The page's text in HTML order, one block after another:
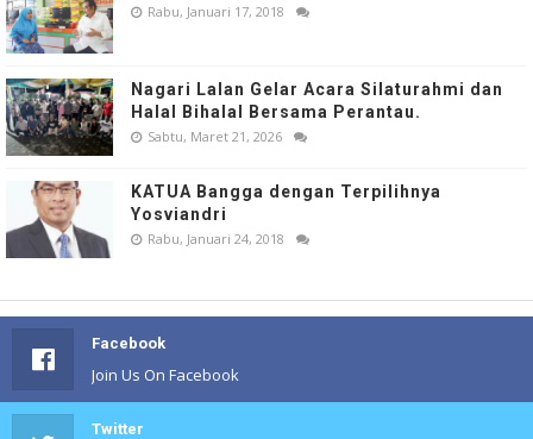
Rabu, Januari 17, 2018
Nagari Lalan Gelar Acara Silaturahmi dan
Halal Bihalal Bersama Perantau.
Sabtu, Maret 21, 2026
KATUA Bangga dengan Terpilihnya
Yosviandri
Rabu, Januari 24, 2018
Facebook
Join Us On Facebook
Twitter